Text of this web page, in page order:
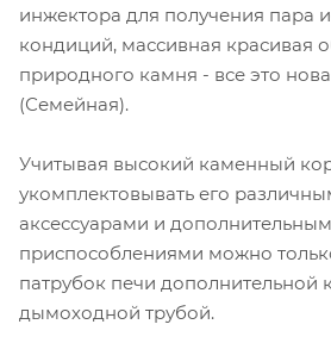
инжектора для получения пара
кондиций, массивная красивая
природного камня - все это
(Семейная).
Учитывая высокий каменный
укомплектовывать его
аксессуарами и
приспособлениями можно
патрубок печи дополнительной
дымоходной трубой.